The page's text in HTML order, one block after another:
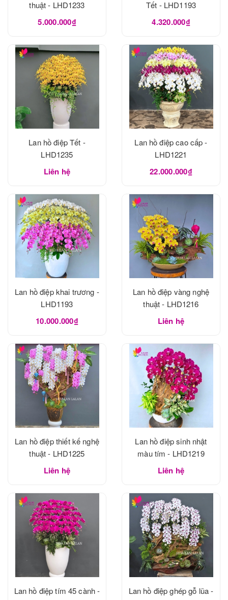
thuật - LHD1233
5.000.000₫
Tết - LHD1193
4.320.000₫
Lan hồ điệp Tết -
LHD1235
Liên hệ
Lan hồ điệp cao cấp -
LHD1221
22.000.000₫
Lan hồ điệp khai trương -
LHD1193
10.000.000₫
Lan hồ điệp vàng nghệ
thuật - LHD1216
Liên hệ
Lan hồ điệp thiết kế nghệ
thuật - LHD1225
Liên hệ
Lan hồ điệp sinh nhật
màu tím - LHD1219
Liên hệ
Lan hồ điệp tím 45 cành -
Lan hồ điệp ghép gỗ lũa -